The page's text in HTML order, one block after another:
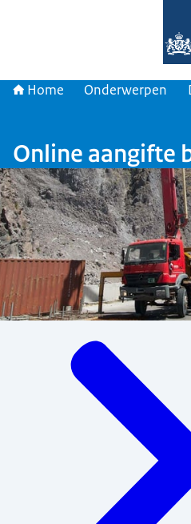
Home Onderwerpen
Online aangifte